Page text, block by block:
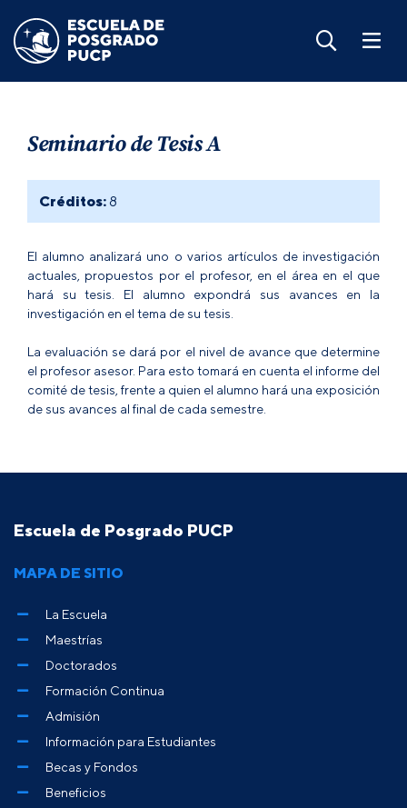
Seminario de Tesis A
Créditos: 8
El alumno analizará uno o varios artículos de investigación
actuales, propuestos por el profesor, en el área en el que
hará su tesis. El alumno expondrá sus avances en la
investigación en el tema de su tesis.
La evaluación se dará por el nivel de avance que determine
el profesor asesor. Para esto tomará en cuenta el informe del
comité de tesis, frente a quien el alumno hará una exposición
de sus avances al final de cada semestre.
Escuela de Posgrado PUCP
MAPA DE SITIO
La Escuela
Maestrías
Doctorados
Formación Continua
Admisión
Información para Estudiantes
Becas y Fondos
Beneficios